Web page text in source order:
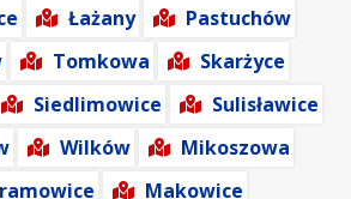
Łażany
Pastuchów
Tomkowa
Skarżyce
Siedlimowice
Sulisławice
Wilków
Mikoszowa
Makowice